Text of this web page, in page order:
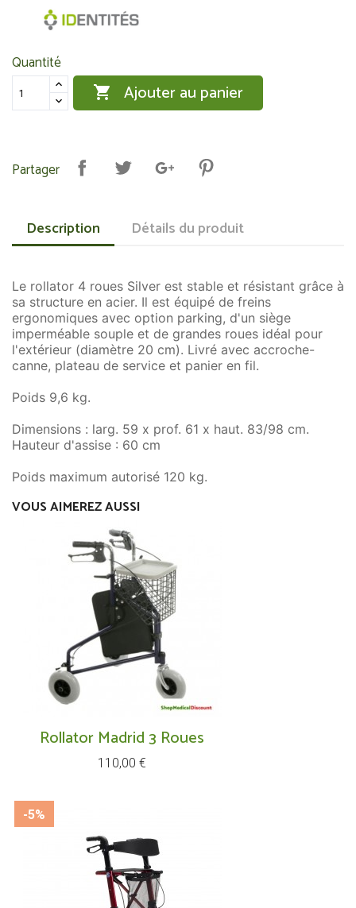
Quantité
 Ajouter au panier
Partager
Description Détails du produit
Le rollator 4 roues Silver est stable et résistant grâce à
sa structure en acier. Il est équipé de freins
ergonomiques avec option parking, d'un siège
imperméable souple et de grandes roues idéal pour
l'extérieur (diamètre 20 cm). Livré avec accroche-
canne, plateau de service et panier en fil.
Poids 9,6 kg.
Dimensions : larg. 59 x prof. 61 x haut. 83/98 cm.
Hauteur d'assise : 60 cm
Poids maximum autorisé 120 kg.
VOUS AIMEREZ AUSSI
Rollator Madrid 3 Roues
Prix
110,00 €
-5%